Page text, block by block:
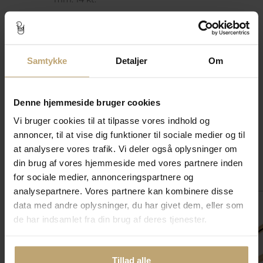
Samtykke Detaljer Om
Denne hjemmeside bruger cookies
Vi bruger cookies til at tilpasse vores indhold og
annoncer, til at vise dig funktioner til sociale medier og til
at analysere vores trafik. Vi deler også oplysninger om
din brug af vores hjemmeside med vores partnere inden
for sociale medier, annonceringspartnere og
analysepartnere. Vores partnere kan kombinere disse
data med andre oplysninger, du har givet dem, eller som
de har indsamlet fra din brug af deres tjenester.
Tillad alle
Spar 2.528,00 kr
Pris: 10.112,00 kr
Ønskeskyen
Match med
SALE SALE